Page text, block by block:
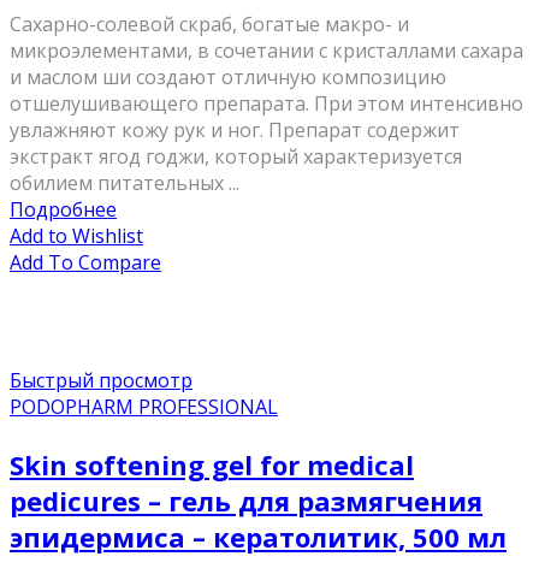
Сахарно-солевой скраб, богатые макро- и
микроэлементами, в сочетании с кристаллами сахара
и маслом ши создают отличную композицию
отшелушивающего препарата. При этом интенсивно
увлажняют кожу рук и ног. Препарат содержит
экстракт ягод годжи, который характеризуется
обилием питательных ...
Подробнее
Add to Wishlist
Add To Compare
Быстрый просмотр
PODOPHARM PROFESSIONAL
Skin softening gel for medical
pedicures – гель для размягчения
эпидермиса – кератолитик, 500 мл